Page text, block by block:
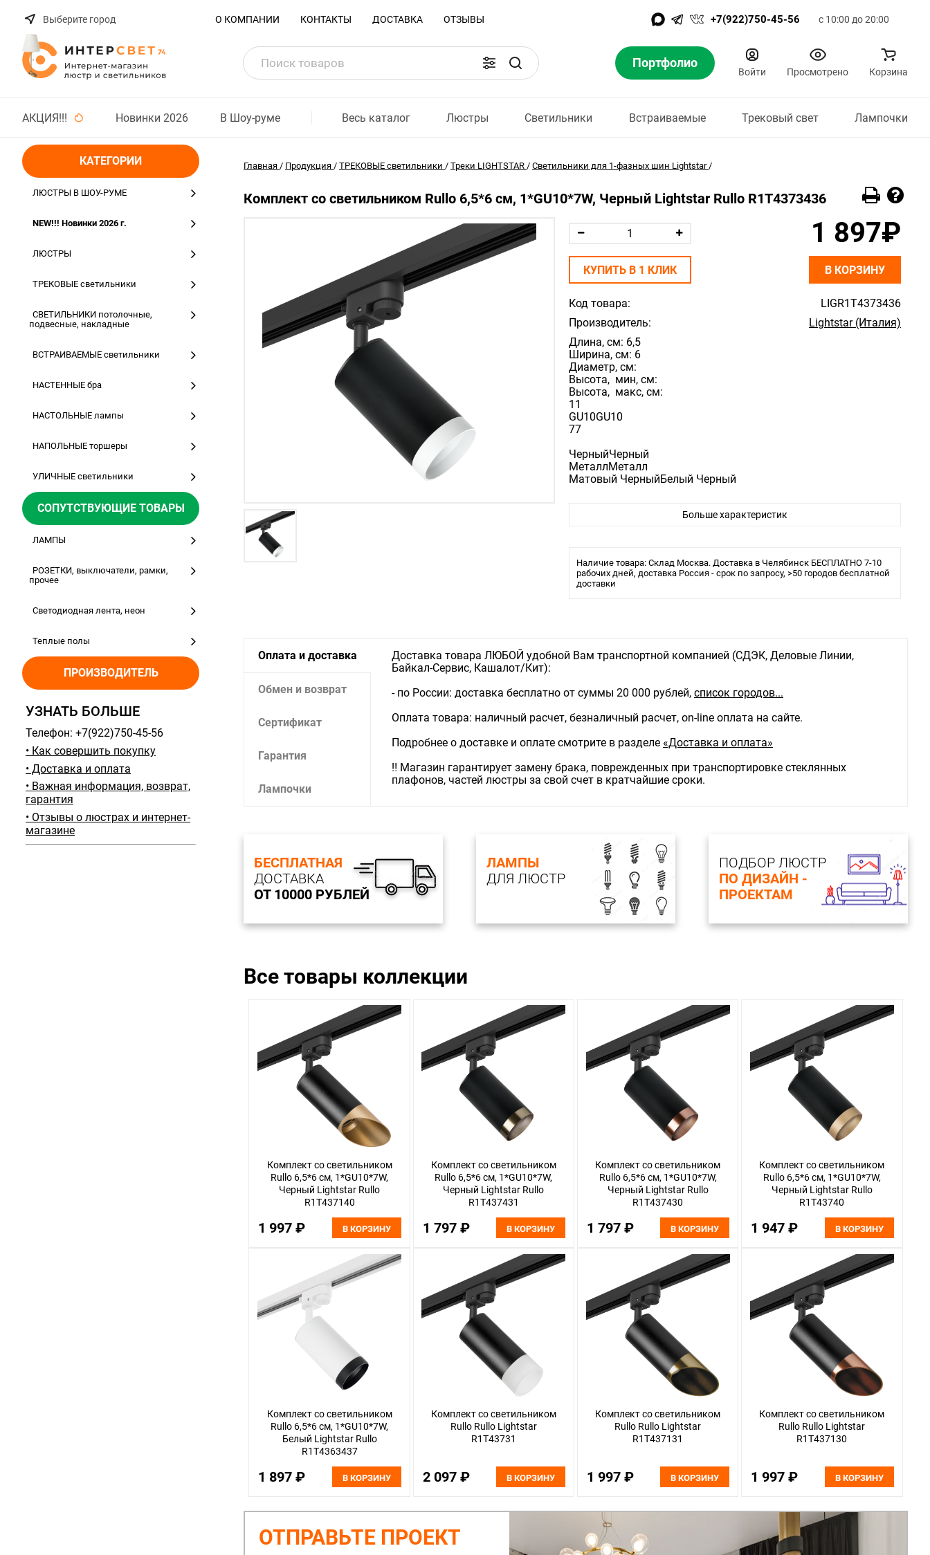
Выберите город О КОМПАНИИ КОНТАКТЫ ДОСТАВКА ОТЗЫВЫ +7(922)750-45-56 с 10:00 до 20:00
Портфолио
Войти Просмотрено Корзина
АКЦИЯ!!! Новинки 2026 В Шоу-руме Весь каталог Люстры Светильники Встраиваемые Трековый свет Лампочки
КАТЕГОРИИ
ЛЮСТРЫ В ШОУ-РУМЕ
NEW!!! Новинки 2026 г.
ЛЮСТРЫ
ТРЕКОВЫЕ светильники
СВЕТИЛЬНИКИ потолочные,
подвесные, накладные
ВСТРАИВАЕМЫЕ светильники
НАСТЕННЫЕ бра
НАСТОЛЬНЫЕ лампы
НАПОЛЬНЫЕ торшеры
УЛИЧНЫЕ светильники
СОПУТСТВУЮЩИЕ ТОВАРЫ
ЛАМПЫ
РОЗЕТКИ, выключатели, рамки,
прочее
Светодиодная лента, неон
Теплые полы
ПРОИЗВОДИТЕЛЬ
УЗНАТЬ БОЛЬШЕ
Телефон: +7(922)750-45-56
• Как совершить покупку
• Доставка и оплата
• Важная информация, возврат,
гарантия
• Отзывы о люстрах и интернет-
магазине
Главная / Продукция / ТРЕКОВЫЕ светильники / Треки LIGHTSTAR / Светильники для 1-фазных шин Lightstar /
Комплект со светильником Rullo 6,5*6 см, 1*GU10*7W, Черный Lightstar Rullo R1T4373436
Код товара:
LIGR1T4373436
Производитель:
Lightstar (Италия)
Длина, см: 6,5
Ширина, см: 6
Диаметр, см:
Высота, мин, см:
Высота, макс, см:
11
GU10GU10
77
ЧерныйЧерный
МеталлМеталл
Матовый ЧерныйБелый Черный
Больше характеристик
Наличие товара: Склад Москва. Доставка в Челябинск БЕСПЛАТНО 7-10
рабочих дней, доставка Россия - срок по запросу, >50 городов бесплатной
доставки
1 897₽
КУПИТЬ В 1 КЛИК В КОРЗИНУ
Оплата и доставка
Обмен и возврат
Сертификат
Гарантия
Лампочки
Доставка товара ЛЮБОЙ удобной Вам транспортной компанией (СДЭК, Деловые Линии,
Байкал-Сервис, Кашалот/Кит):
- по России: доставка бесплатно от суммы 20 000 рублей, список городов...
Оплата товара: наличный расчет, безналичный расчет, on-line оплата на сайте.
Подробнее о доставке и оплате смотрите в разделе «Доставка и оплата»
‼️ Магазин гарантирует замену брака, поврежденных при транспортировке стеклянных
плафонов, частей люстры за свой счет в кратчайшие сроки.
БЕСПЛАТНАЯ
ДОСТАВКА
ОТ 10000 РУБЛЕЙ
ЛАМПЫ
ДЛЯ ЛЮСТР
ПОДБОР ЛЮСТР
ПО ДИЗАЙН -
ПРОЕКТАМ
Все товары коллекции
Комплект со светильником
Rullo 6,5*6 см, 1*GU10*7W,
Черный Lightstar Rullo
R1T437140
1 997 ₽ В КОРЗИНУ
Комплект со светильником
Rullo 6,5*6 см, 1*GU10*7W,
Черный Lightstar Rullo
R1T437431
1 797 ₽ В КОРЗИНУ
Комплект со светильником
Rullo 6,5*6 см, 1*GU10*7W,
Черный Lightstar Rullo
R1T437430
1 797 ₽ В КОРЗИНУ
Комплект со светильником
Rullo 6,5*6 см, 1*GU10*7W,
Черный Lightstar Rullo
R1T43740
1 947 ₽ В КОРЗИНУ
Комплект со светильником
Rullo 6,5*6 см, 1*GU10*7W,
Белый Lightstar Rullo
R1T4363437
1 897 ₽ В КОРЗИНУ
Комплект со светильником
Rullo Rullo Lightstar
R1T43731
2 097 ₽ В КОРЗИНУ
Комплект со светильником
Rullo Rullo Lightstar
R1T437131
1 997 ₽ В КОРЗИНУ
Комплект со светильником
Rullo Rullo Lightstar
R1T437130
1 997 ₽ В КОРЗИНУ
ОТПРАВЬТЕ ПРОЕКТ